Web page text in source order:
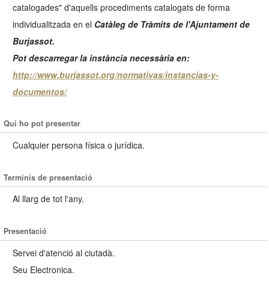
catalogades" d'aquells procediments catalogats de forma
individualitzada en el Catàleg de Tràmits de l'Ajuntament de
Burjassot.
Pot descarregar la instància necessària en:
http://www.burjassot.org/normativas/instancias-y-
documentos/
Qui ho pot presentar
Cualquier persona física o jurídica.
Terminis de presentació
Al llarg de tot l'any.
Presentació
Servei d'atenció al ciutadà.
Seu Electronica.